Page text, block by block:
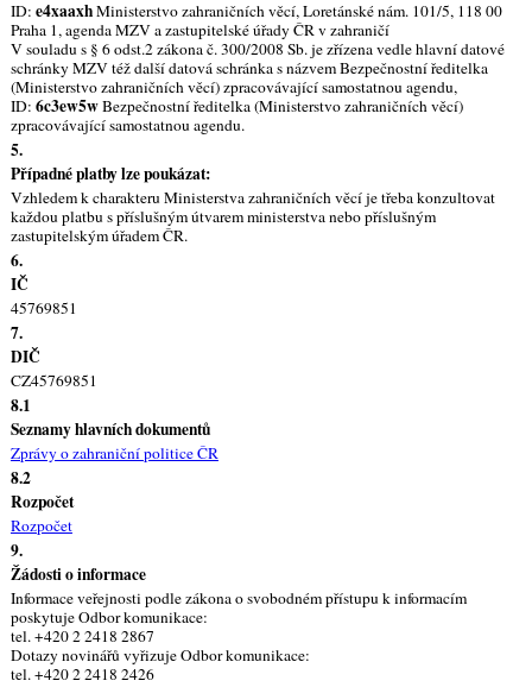
ID: e4xaaxhMinisterstvo zahraničních věcí, Loretánské nám. 101/5, 118 00
Praha 1, agenda MZV a zastupitelské úřady ČR v zahraničí
V souladu s § 6 odst.2 zákona č. 300/2008 Sb. je zřízena vedle hlavní datové
schránky MZV též další datová schránka s názvem Bezpečnostní ředitelka
(Ministerstvo zahraničních věcí) zpracovávající samostatnou agendu,
ID: 6c3ew5wBezpečnostní ředitelka (Ministerstvo zahraničních věcí)
zpracovávající samostatnou agendu.
5.
Případné platby lze poukázat:
Vzhledem k charakteru Ministerstva zahraničních věcí je třeba konzultovat
každou platbu s příslušným útvarem ministerstva nebo příslušným
zastupitelským úřadem ČR.
6.
IČ
45769851
7.
DIČ
CZ45769851
8.1
Seznamy hlavních dokumentů
Zprávy o zahraniční politice ČR
8.2
Rozpočet
Rozpočet
9.
Žádosti o informace
Informace veřejnosti podle zákona o svobodném přístupu k informacím
poskytuje Odbor komunikace:
tel. +420 2 2418 2867
Dotazy novinářů vyřizuje Odbor komunikace:
tel. +420 2 2418 2426